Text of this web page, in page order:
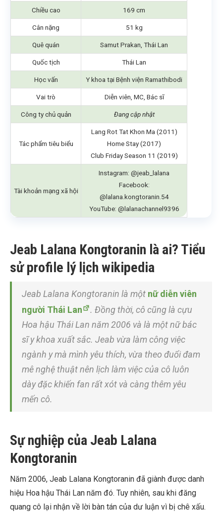
Chiều cao 169 cm
Cân nặng 51 kg
Quê quán Samut Prakan, Thái Lan
Quốc tịch Thái Lan
Học vấn Y khoa tại Bệnh viện Ramathibodi
Vai trò Diễn viên, MC, Bác sĩ
Công ty chủ quản Đang cập nhật
Tác phẩm tiêu biểu
Lang Rot Tat Khon Ma (2011)
Home Stay (2017)
Club Friday Season 11 (2019)
Tài khoản mạng xã hội
Instagram: @jeab_lalana
Facebook:
@lalana.kongtoranin.54
YouTube: @lalanachannel9396
Jeab Lalana Kongtoranin là ai? Tiểu
sử profile lý lịch wikipedia
Jeab Lalana Kongtoranin là một nữ diễn viên
người Thái Lan
. Đồng thời, cô cũng là cựu
Hoa hậu Thái Lan năm 2006 và là một nữ bác
sĩ y khoa xuất sắc. Jeab vừa làm công việc
ngành y mà mình yêu thích, vừa theo đuổi đam
mê nghệ thuật nên lịch làm việc của cô luôn
dày đặc khiến fan rất xót và càng thêm yêu
mến cô.
Sự nghiệp của Jeab Lalana
Kongtoranin
Năm 2006, Jeab Lalana Kongtoranin đã giành được danh
hiệu Hoa hậu Thái Lan năm đó. Tuy nhiên, sau khi đăng
quang cô lại nhận về lời bàn tán của dư luận vì bị chê xấu.